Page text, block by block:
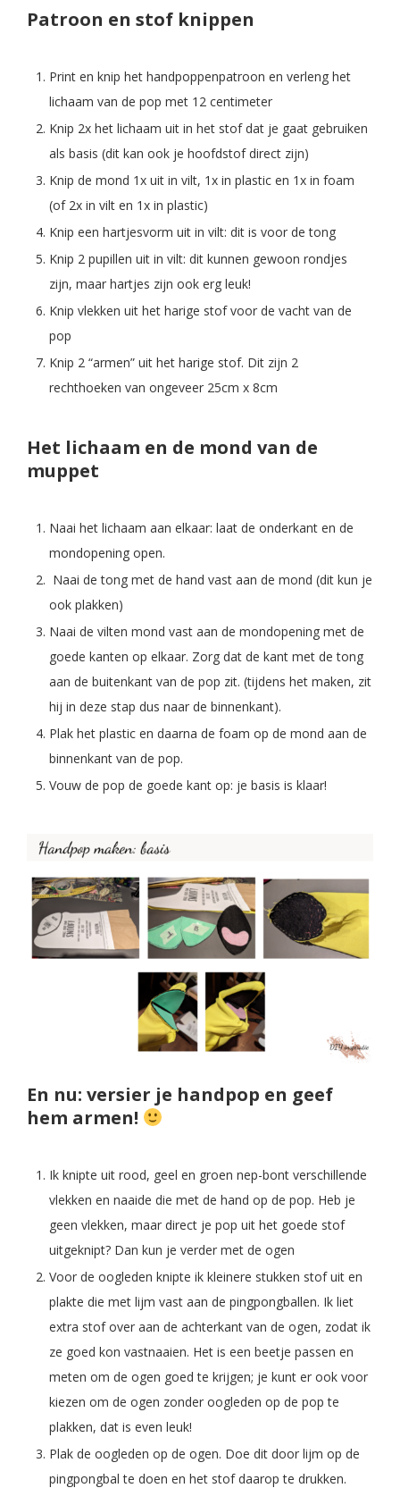
Patroon en stof knippen
Print en knip het handpoppenpatroon en verleng het
lichaam van de pop met 12 centimeter
Knip 2x het lichaam uit in het stof dat je gaat gebruiken
als basis (dit kan ook je hoofdstof direct zijn)
Knip de mond 1x uit in vilt, 1x in plastic en 1x in foam
(of 2x in vilt en 1x in plastic)
Knip een hartjesvorm uit in vilt: dit is voor de tong
Knip 2 pupillen uit in vilt: dit kunnen gewoon rondjes
zijn, maar hartjes zijn ook erg leuk!
Knip vlekken uit het harige stof voor de vacht van de
pop
Knip 2 “armen” uit het harige stof. Dit zijn 2
rechthoeken van ongeveer 25cm x 8cm
Het lichaam en de mond van de
muppet
Naai het lichaam aan elkaar: laat de onderkant en de
mondopening open.
Naai de tong met de hand vast aan de mond (dit kun je
ook plakken)
Naai de vilten mond vast aan de mondopening met de
goede kanten op elkaar. Zorg dat de kant met de tong
aan de buitenkant van de pop zit. (tijdens het maken, zit
hij in deze stap dus naar de binnenkant).
Plak het plastic en daarna de foam op de mond aan de
binnenkant van de pop.
Vouw de pop de goede kant op: je basis is klaar!
En nu: versier je handpop en geef
hem armen!
Ik knipte uit rood, geel en groen nep-bont verschillende
vlekken en naaide die met de hand op de pop. Heb je
geen vlekken, maar direct je pop uit het goede stof
uitgeknipt? Dan kun je verder met de ogen
Voor de oogleden knipte ik kleinere stukken stof uit en
plakte die met lijm vast aan de pingpongballen. Ik liet
extra stof over aan de achterkant van de ogen, zodat ik
ze goed kon vastnaaien. Het is een beetje passen en
meten om de ogen goed te krijgen; je kunt er ook voor
kiezen om de ogen zonder oogleden op de pop te
plakken, dat is even leuk!
Plak de oogleden op de ogen. Doe dit door lijm op de
pingpongbal te doen en het stof daarop te drukken.